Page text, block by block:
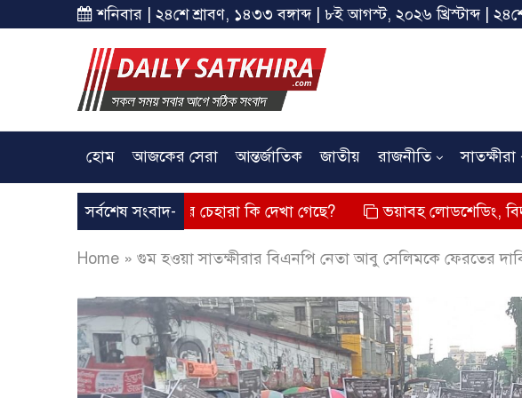
শনিবার | ২৪শে শ্রাবণ, ১৪৩৩ বঙ্গাব্দ | ৮ই আগস্ট, ২০২৬ খ্রিস্টাব্দ |
হোম আজকের সেরা আন্তর্জাতিক জাতীয় রাজনীতি সাতক্ষীরা
সর্বশেষ সংবাদ-
দিয়েছে? তার চেহারা কি দেখা গেছে? ভয়াবহ লোডশেডিং, বিদ্যুত – গ্যাসের
Home » গুম হওয়া সাতক্ষীরার বিএনপি নেতা আবু সেলিমকে ফেরতের